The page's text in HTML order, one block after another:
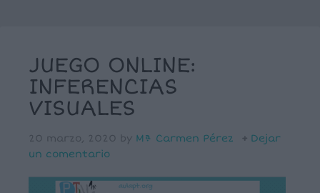
JUEGO ONLINE:
INFERENCIAS
VISUALES
20 marzo, 2020 by Mª Carmen Pérez
Dejar
un comentario